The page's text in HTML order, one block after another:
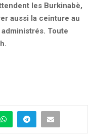
les Burkinabè,
aussi la ceinture au
Toute